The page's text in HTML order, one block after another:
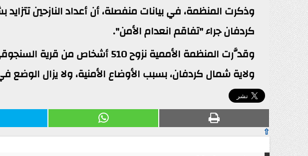
وذكرت المنظمة، في بيانات منفصلة، أن أعداد النازحين
كردفان جراء "تفاقم انعدام الأمن".
وقدَّرت المنظمة الأممية نزوح 510
ولاية شمال كردفان، بسبب الأوضاع الأمنية، ولا يزال الوضع
⇧